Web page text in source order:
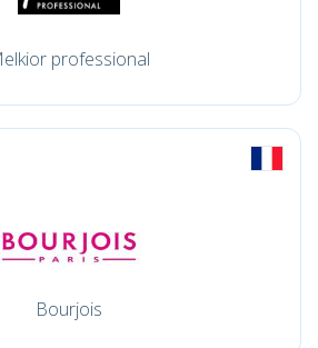
professional
Bourjois